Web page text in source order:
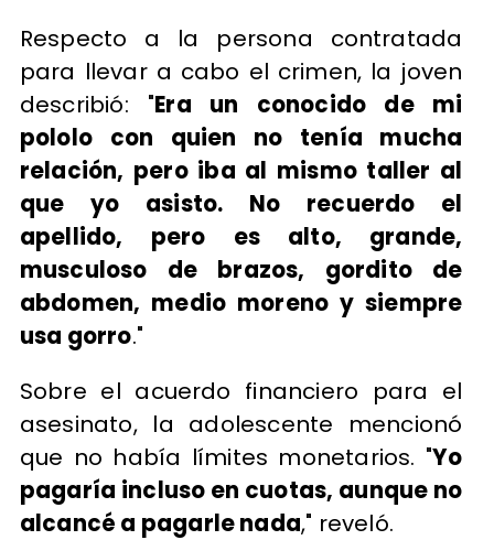
Respecto a la persona contratada
para llevar a cabo el crimen, la joven
describió: "Era un conocido de mi
pololo con quien no tenía mucha
relación, pero iba al mismo taller al
que yo asisto. No recuerdo el
apellido, pero es alto, grande,
musculoso de brazos, gordito de
abdomen, medio moreno y siempre
usa gorro."
Sobre el acuerdo financiero para el
asesinato, la adolescente mencionó
que no había límites monetarios. "Yo
pagaría incluso en cuotas, aunque no
alcancé a pagarle nada," reveló.